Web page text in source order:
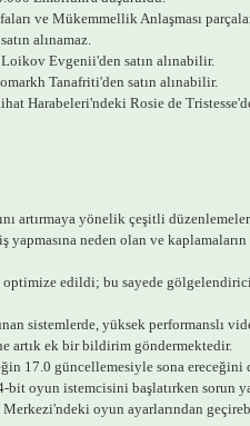
ve Mükemmellik Anlaşması
alınamaz.
Loikov Evgenii'den satın alınabilir.
Tanafriti'den satın alınabilir.
Harabeleri'ndeki Rosie de
artırmaya yönelik çeşitli düzenlemeler
neden olan ve
edildi; bu sayede
sistemlerde, yüksek performanslı
artık ek bir bildirim göndermektedir.
17.0 güncellemesiyle sona ereceğini
oyun istemcisini başlatırken sorun
oyun ayarlarından